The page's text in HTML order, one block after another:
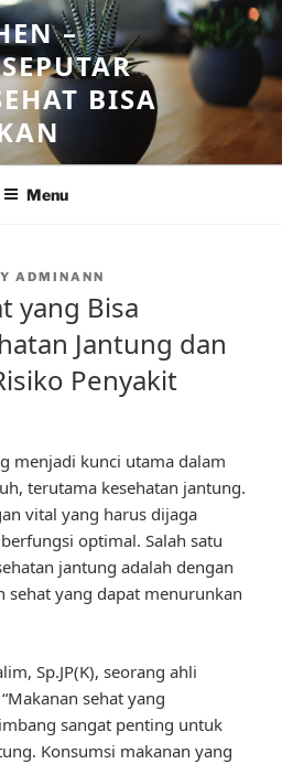
–
BISA
Menu
ADMINANN
yang Bisa
Jantung dan
Penyakit
menjadi kunci utama dalam
terutama kesehatan jantung.
vital yang harus dijaga
optimal. Salah satu
jantung adalah dengan
sehat yang dapat menurunkan
Sp.JP(K), seorang ahli
sehat yang
sangat penting untuk
Konsumsi makanan yang